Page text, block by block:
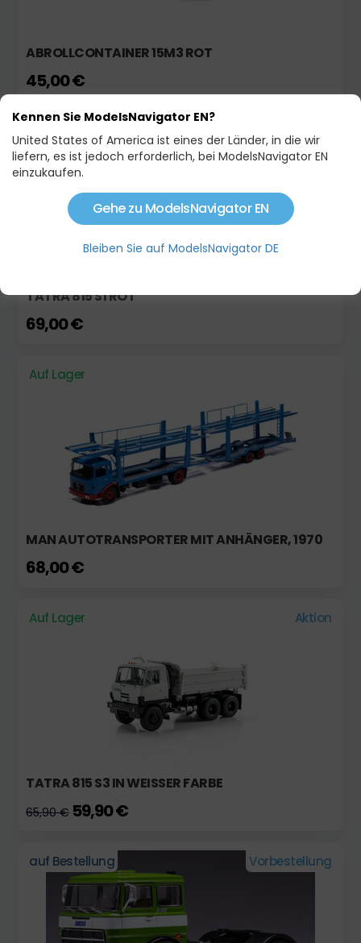
ABROLLCONTAINER 15M3 ROT
45,00 €
Auf Lager
TATRA 815 S1 ROT
69,00 €
Auf Lager
MAN AUTOTRANSPORTER MIT ANHÄNGER, 1970
68,00 €
Auf Lager Aktion
TATRA 815 S3 IN WEISSER FARBE
65,90 € 59,90 €
auf Bestellung Vorbestellung
Kennen Sie ModelsNavigator EN?
United States of America ist eines der Länder, in die wir
liefern, es ist jedoch erforderlich, bei ModelsNavigator EN
einzukaufen.
Gehe zu ModelsNavigator EN
Bleiben Sie auf ModelsNavigator DE